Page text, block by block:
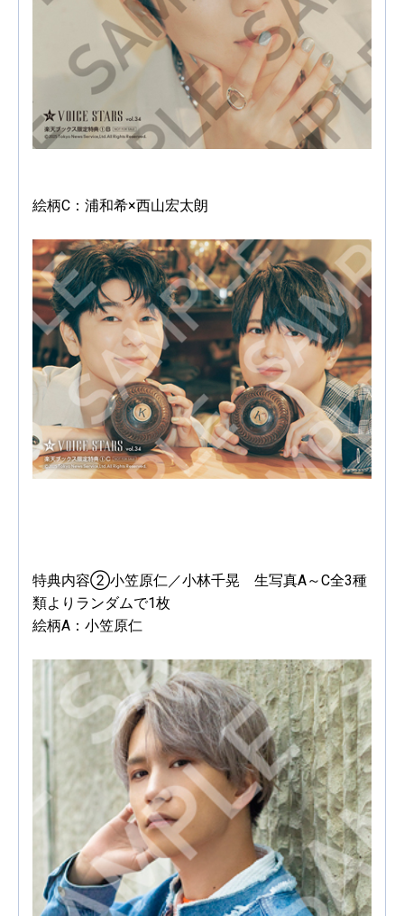
絵柄C：浦和希×西山宏太朗
特典内容②小笠原仁／小林千晃 生写真A～C全3種
類よりランダムで1枚
絵柄A：小笠原仁